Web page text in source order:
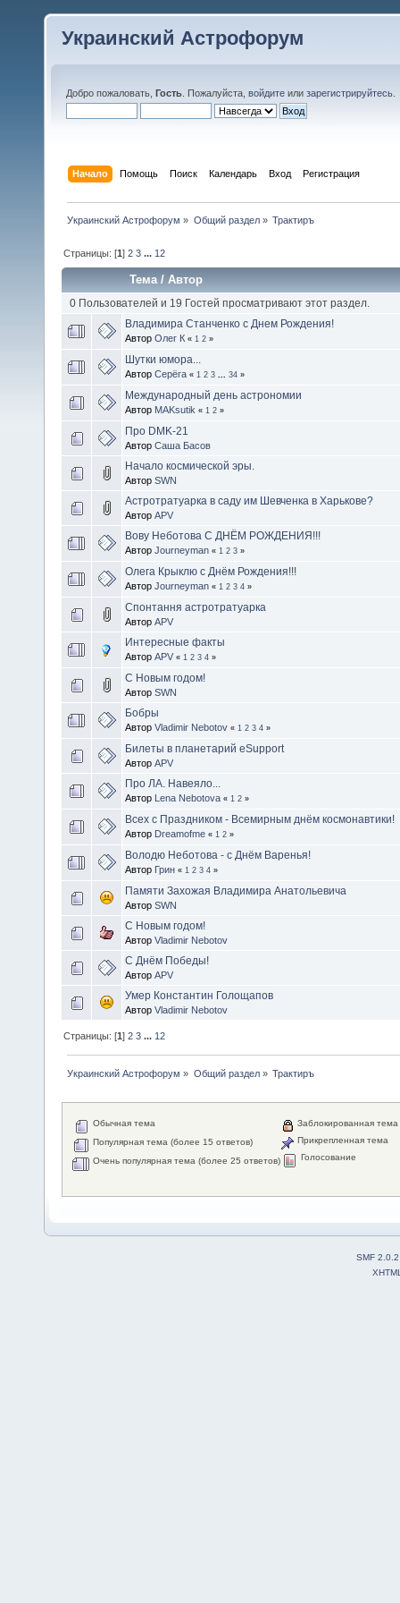
Украинский Астрофорум
Добро пожаловать, Гость . Пожалуйста, войдите или зарегистрируйтесь
Начало Помощь Поиск Календарь Вход Регистрация
Украинский Астрофорум » Общий раздел» Трактиръ
Страницы: [1]2 3 ... 12
Тема/Автор
0 Пользователей и 19 Гостей просматривают этот раздел.
Владимира Станченко с Днем Рождения!
Автор Олег К « 1 2 »
Шутки юмора...
Автор Серёга « 1 2 3 34 »
Международный день астрономии
Автор MAKsutik « 1 2 »
Про DMK-21
Автор Саша Басов
Начало космической эры.
Автор SWN
Астротратуарка в cаду им Шевченка в Харькове?
Автор APV
Вову Неботова С ДНЁМ РОЖДЕНИЯ!!!
Автор Journeyman « 1 2 3 »
Олега Крыклю с Днём Рождения!!!
Автор Journeyman « 1 2 3 4 »
Спонтання астротратуарка
Автор APV
Интересные факты
Автор APV « 1 2 3 4 »
С Новым годом!
Автор SWN
Бобры
Автор Vladimir Nebotov « 1 2 3 4 »
Билеты в планетарий eSupport
Автор APV
Про ЛА. Навеяло...
Автор Lena Nebotova « 1 2 »
Всех с Праздником - Всемирным днём космонавтики!
Автор Dreamofme « 1 2 »
Володю Неботова - с Днём Варенья!
Автор Грин « 1 2 3 4 »
Памяти Захожая Владимира Анатольевича
Автор SWN
С Новым годом!
Автор Vladimir Nebotov
C Днём Победы!
Автор APV
Умер Константин Голощапов
Автор Vladimir Nebotov
Страницы: [1]2 3 ... 12
Украинский Астрофорум » Общий раздел» Трактиръ
Обычная тема
Популярная тема (более 15 ответов)
Очень популярная тема (более 25 ответов)
Заблокированная тема
Прикрепленная тема
Голосование
SMF 2.0.2